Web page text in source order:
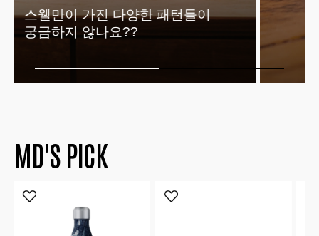
스웰만이 가진 다양한 패턴들이
궁금하지 않나요??
MD'S PICK